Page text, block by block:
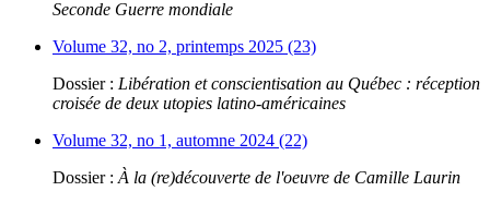
Seconde Guerre mondiale
Volume 32, no 2, printemps 2025 (23)
Dossier : Libération et conscientisation au Québec : réception
croisée de deux utopies latino-américaines
Volume 32, no 1, automne 2024 (22)
Dossier : À la (re)découverte de l'oeuvre de Camille Laurin